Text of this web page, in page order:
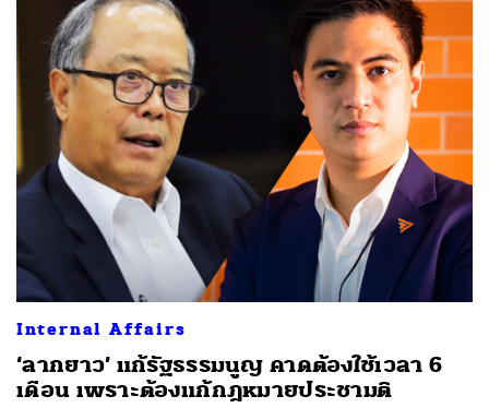
Internal Affairs
‘ลากยาว’ แก้รัฐธรรมนูญ คาดต้องใช้เวลา 6
เดือน เพราะต้องแก้กฎหมายประชามติ